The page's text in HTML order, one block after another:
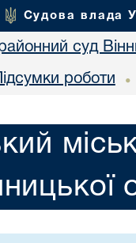
Судова влада
суд
роботи •